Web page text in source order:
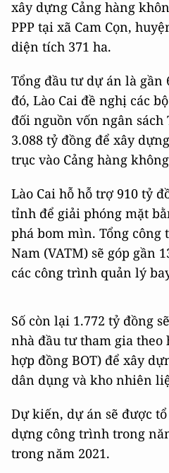
xây dựng Cảng hàng
PPP tại xã Cam Cọn,
diện tích 371 ha.
Tổng đầu tư dự án là gần
đó, Lào Cai đề nghị các
đối nguồn vốn ngân
3.088 tỷ đồng để xây
trục vào Cảng hàng không
Lào Cai hỗ hỗ trợ 910 tỷ
tỉnh để giải phóng mặt
phá bom mìn. Tổng công
Nam (VATM) sẽ góp gần
các công trình quản lý
Số còn lại 1.772 tỷ đồng
nhà đầu tư tham gia theo
hợp đồng BOT) để xây
dân dụng và kho nhiên
Dự kiến, dự án sẽ được
dựng công trình trong
trong năm 2021.